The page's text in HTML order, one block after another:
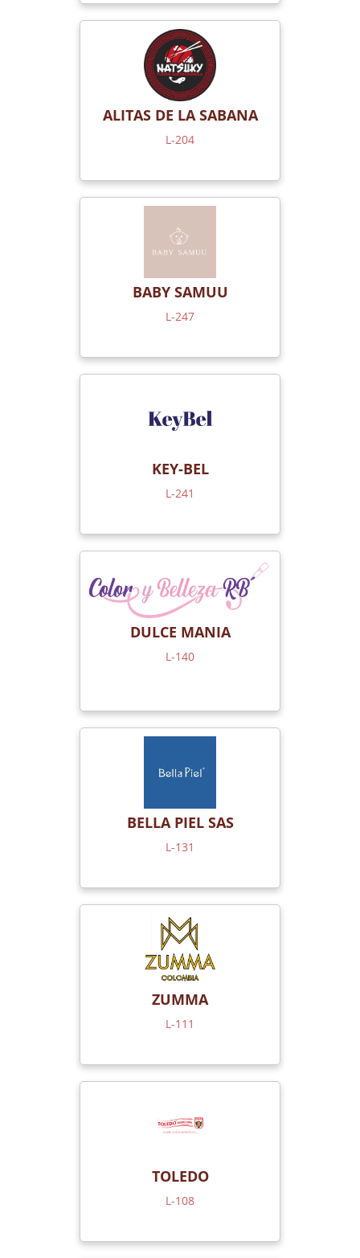
ALITAS DE LA SABANA
L-204
BABY SAMUU
L-247
KEY-BEL
L-241
DULCE MANIA
L-140
BELLA PIEL SAS
L-131
ZUMMA
L-111
TOLEDO
L-108